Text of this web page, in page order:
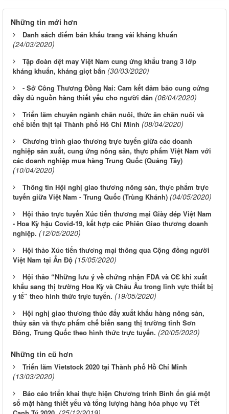
Những tin mới hơn
Danh sách điểm bán khẩu trang vải kháng khuẩn
(24/03/2020)
Tập đoàn dệt may Việt Nam cung ứng khẩu trang 3 lớp
kháng khuẩn, kháng giọt bắn (30/03/2020)
- Sở Công Thương Đồng Nai: Cam kết đảm bảo cung cứng
đầy đủ nguồn hàng thiết yếu cho người dân (06/04/2020)
Triển lãm chuyên ngành chăn nuôi, thức ăn chăn nuôi và
chế biến thịt tại Thành phố Hồ Chí Minh (08/04/2020)
Chương trình giao thương trực tuyến giữa các doanh
nghiệp sản xuất, cung ứng nông sản, thực phẩm Việt Nam với
các doanh nghiệp mua hàng Trung Quốc (Quảng Tây)
(10/04/2020)
Thông tin Hội nghị giao thương nông sản, thực phẩm trực
tuyến giữa Việt Nam - Trung Quốc (Trùng Khánh) (04/05/2020)
Hội thảo trực tuyến Xúc tiến thương mại Giày dép Việt Nam
- Hoa Kỳ hậu Covid-19, kết hợp các Phiên Giao thương doanh
nghiệp. (12/05/2020)
Hội thảo Xúc tiến thương mại thông qua Cộng đồng người
Việt Nam tại Ấn Độ (15/05/2020)
Hội thảo “Những lưu ý về chứng nhận FDA và CЄ khi xuất
khẩu sang thị trường Hoa Kỳ và Châu Âu trong lĩnh vực thiết bị
y tế” theo hình thức trực tuyến. (19/05/2020)
Hội nghị giao thương thúc đẩy xuất khẩu hàng nông sản,
thủy sản và thực phẩm chế biến sang thị trường tỉnh Sơn
Đông, Trung Quốc theo hình thức trực tuyến. (20/05/2020)
Những tin cũ hơn
Triển lãm Vietstock 2020 tại Thành phố Hồ Chí Minh
(13/03/2020)
Báo cáo triển khai thực hiện Chương trình Bình ổn giá một
số mặt hàng thiết yếu và tổng lượng hàng hóa phục vụ Tết